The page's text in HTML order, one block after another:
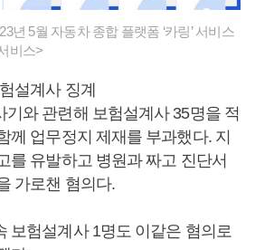
년 5월 자동차 종합 플랫폼 ‘카링’ 서비스
비스>
설계사 징계
기와 관련해 보험설계사 35명을 적
께 업무정지 제재를 부과했다. 지
를 유발하고 병원과 짜고 진단서
가로챈 혐의다.
보험설계사 1명도 이같은 혐의로